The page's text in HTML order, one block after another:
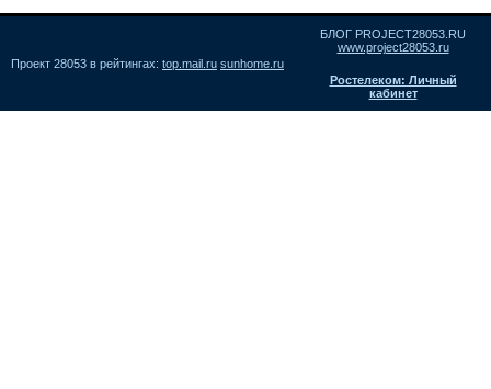
Проект 28053 в рейтингах: top.mail.ru sunhome.ru
БЛОГ PROJECT28053.RU
www.project28053.ru
Ростелеком: Личный
кабинет